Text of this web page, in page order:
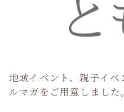
地域イベント、親子イ
ルマガをご用意しました。